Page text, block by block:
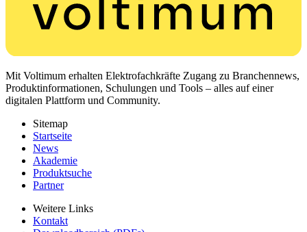
Mit Voltimum erhalten Elektrofachkräfte Zugang zu Branchennews,
Produktinformationen, Schulungen und Tools – alles auf einer
digitalen Plattform und Community.
Sitemap
Startseite
News
Akademie
Produktsuche
Partner
Weitere Links
Kontakt